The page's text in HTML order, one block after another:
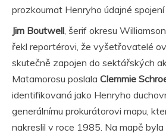
prozkoumat Henryho údajné spojení
Jim Boutwell , šerif okresu
řekl reportérovi, že vyšetřovatelé
skutečně zapojen do sektářských
Matamorosu poslala Clemmie
identifikovaná jako Henryho
generálnímu prokurátorovi mapu,
nakreslil v roce 1985. Na mapě